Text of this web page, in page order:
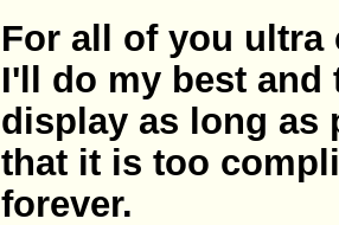
For all of you ultra
I'll do my best and
display as long as
that it is too
forever.